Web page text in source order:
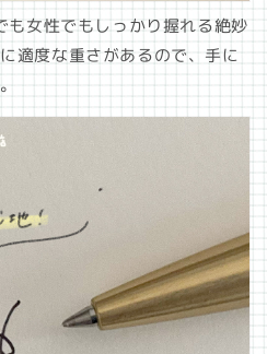
も女性でもしっかり握れる絶妙
適度な重さがあるので、手に